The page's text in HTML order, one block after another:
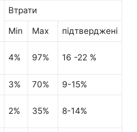
Втрати
Min Max підтверджені
4% 97% 16 -22 %
3% 70% 9-15%
2% 35% 8-14%